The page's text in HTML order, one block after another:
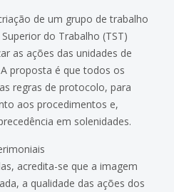
de um grupo de trabalho
do Trabalho (TST)
as ações das unidades de
proposta é que todos os
regras de protocolo, para
aos procedimentos e,
em solenidades.
acredita-se que a imagem
a qualidade das ações dos